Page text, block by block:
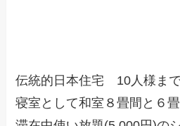
伝統的日本住宅 10人様ま
寝室として和室８畳間と６